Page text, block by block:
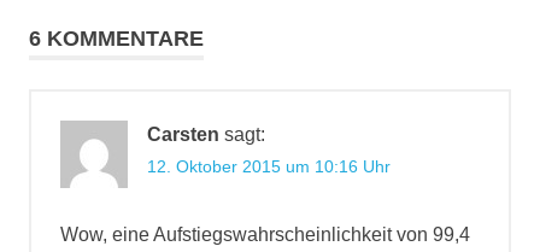
6 KOMMENTARE
Carsten sagt:
12. Oktober 2015 um 10:16 Uhr
Wow, eine Aufstiegswahrscheinlichkeit von 99,4